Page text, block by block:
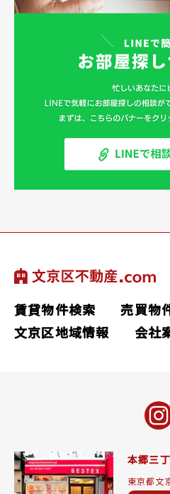
賃貸物件検索
売買物
文京区地域情報
会社
本郷三
東京都文